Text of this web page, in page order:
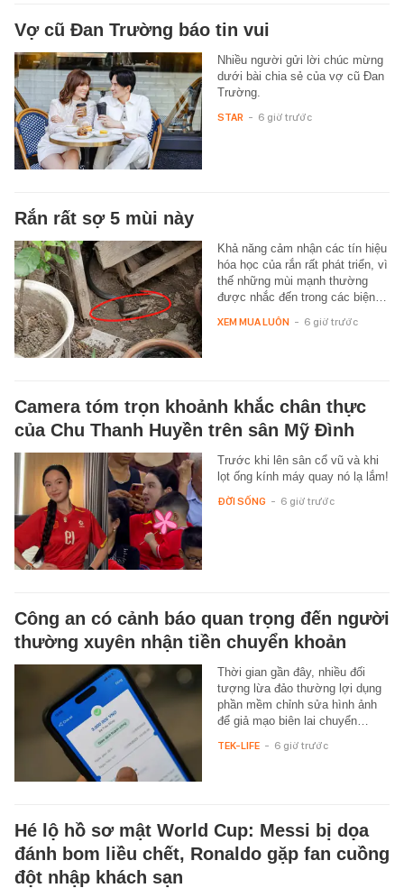
Vợ cũ Đan Trường báo tin vui
Nhiều người gửi lời chúc mừng
dưới bài chia sẻ của vợ cũ Đan
Trường.
STAR - 6 giờ trước
Rắn rất sợ 5 mùi này
Khả năng cảm nhận các tín hiệu
hóa học của rắn rất phát triển, vì
thế những mùi mạnh thường
được nhắc đến trong các biện…
XEM MUA LUÔN - 6 giờ trước
Camera tóm trọn khoảnh khắc chân thực
của Chu Thanh Huyền trên sân Mỹ Đình
Trước khi lên sân cổ vũ và khi
lọt ống kính máy quay nó lạ lắm!
ĐỜI SỐNG - 6 giờ trước
Công an có cảnh báo quan trọng đến người
thường xuyên nhận tiền chuyển khoản
Thời gian gần đây, nhiều đối
tượng lừa đảo thường lợi dụng
phần mềm chỉnh sửa hình ảnh
để giả mạo biên lai chuyển…
TEK-LIFE - 6 giờ trước
Hé lộ hồ sơ mật World Cup: Messi bị dọa
đánh bom liều chết, Ronaldo gặp fan cuồng
đột nhập khách sạn